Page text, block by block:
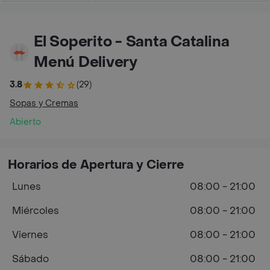
El Soperito - Santa Catalina
Menú Delivery
3.8
(29)
Sopas y Cremas
Abierto
Horarios de Apertura y Cierre
Lunes
08:00 - 21:00
Miércoles
08:00 - 21:00
Viernes
08:00 - 21:00
Sábado
08:00 - 21:00